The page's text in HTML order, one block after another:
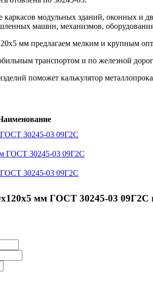
каркасов модульных зданий, оконных
машин, механизмов,
мм предлагаем мелким и крупным
транспортом и по железной
поможет калькулятор
ГОСТ 30245-03 09Г2С
ГОСТ 30245-03 09Г2С
ГОСТ 30245-03 09Г2С
мм ГОСТ 30245-03 09Г2С